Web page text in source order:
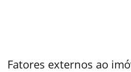
Fatores externos ao